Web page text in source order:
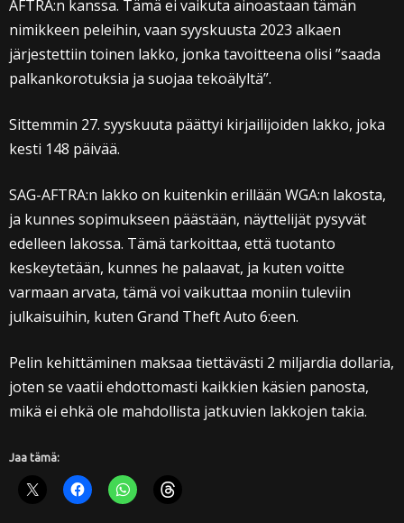
AFTRA:n kanssa. Tämä ei vaikuta ainoastaan tämän
nimikkeen peleihin, vaan syyskuusta 2023 alkaen
järjestettiin toinen lakko, jonka tavoitteena olisi ”saada
palkankorotuksia ja suojaa tekoälyltä”.
Sittemmin 27. syyskuuta päättyi kirjailijoiden lakko, joka
kesti 148 päivää.
SAG-AFTRA:n lakko on kuitenkin erillään WGA:n lakosta,
ja kunnes sopimukseen päästään, näyttelijät pysyvät
edelleen lakossa. Tämä tarkoittaa, että tuotanto
keskeytetään, kunnes he palaavat, ja kuten voitte
varmaan arvata, tämä voi vaikuttaa moniin tuleviin
julkaisuihin, kuten Grand Theft Auto 6:een.
Pelin kehittäminen maksaa tiettävästi 2 miljardia dollaria,
joten se vaatii ehdottomasti kaikkien käsien panosta,
mikä ei ehkä ole mahdollista jatkuvien lakkojen takia.
Jaa tämä: